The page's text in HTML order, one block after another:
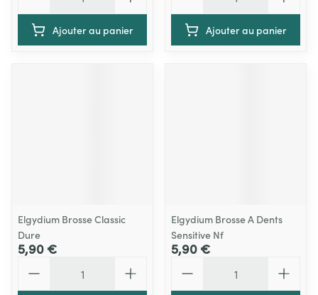
Ajouter au panier Ajouter au panier
Elgydium Brosse Classic
Dure
5,90 €
Elgydium Brosse A Dents
Sensitive Nf
5,90 €